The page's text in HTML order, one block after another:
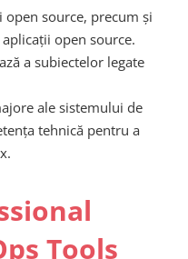
open source, precum și
open source.
a subiectelor legate
ale sistemului de
tehnică pentru a
Tools